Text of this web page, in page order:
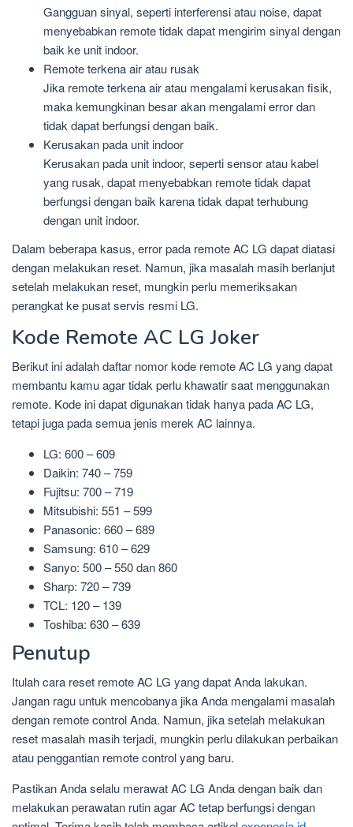
Gangguan sinyal, seperti interferensi atau noise, dapat
menyebabkan remote tidak dapat mengirim sinyal dengan
baik ke unit indoor.
Remote terkena air atau rusak
Jika remote terkena air atau mengalami kerusakan fisik,
maka kemungkinan besar akan mengalami error dan
tidak dapat berfungsi dengan baik.
Kerusakan pada unit indoor
Kerusakan pada unit indoor, seperti sensor atau kabel
yang rusak, dapat menyebabkan remote tidak dapat
berfungsi dengan baik karena tidak dapat terhubung
dengan unit indoor.
Dalam beberapa kasus, error pada remote AC LG dapat diatasi
dengan melakukan reset. Namun, jika masalah masih berlanjut
setelah melakukan reset, mungkin perlu memeriksakan
perangkat ke pusat servis resmi LG.
Kode Remote AC LG Joker
Berikut ini adalah daftar nomor kode remote AC LG yang dapat
membantu kamu agar tidak perlu khawatir saat menggunakan
remote. Kode ini dapat digunakan tidak hanya pada AC LG,
tetapi juga pada semua jenis merek AC lainnya.
LG: 600 – 609
Daikin: 740 – 759
Fujitsu: 700 – 719
Mitsubishi: 551 – 599
Panasonic: 660 – 689
Samsung: 610 – 629
Sanyo: 500 – 550 dan 860
Sharp: 720 – 739
TCL: 120 – 139
Toshiba: 630 – 639
Penutup
Itulah cara reset remote AC LG yang dapat Anda lakukan.
Jangan ragu untuk mencobanya jika Anda mengalami masalah
dengan remote control Anda. Namun, jika setelah melakukan
reset masalah masih terjadi, mungkin perlu dilakukan perbaikan
atau penggantian remote control yang baru.
Pastikan Anda selalu merawat AC LG Anda dengan baik dan
melakukan perawatan rutin agar AC tetap berfungsi dengan